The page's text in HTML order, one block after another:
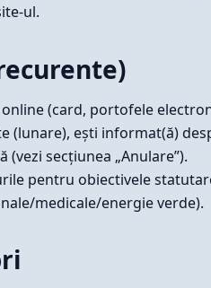
ul.
(card, portofele
(lunare), ești informat(ă)
secțiunea „Anulare”).
pentru obiectivele
medicale/energie verde).